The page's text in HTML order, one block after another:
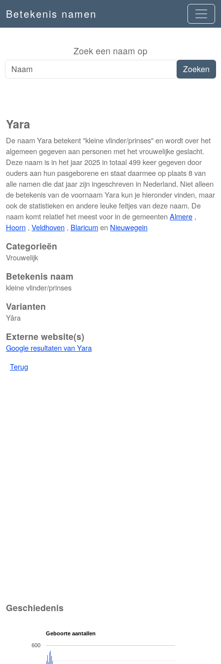
Betekenis namen
Zoek een naam op
Yara
De naam Yara betekent "kleine vlinder/prinses" en wordt over het
algemeen gegeven aan personen met het vrouwelijke geslacht.
Deze naam is in het jaar 2025 in totaal 499 keer gegeven door
ouders aan hun pasgeborene en staat daarmee op plaats 8 van
alle namen die dat jaar zijn ingeschreven in Nederland. Niet alleen
de betekenis van de voornaam Yara kun je hieronder vinden, maar
ook de statistieken en andere leuke feitjes van deze naam. De
naam komt relatief het meest voor in de gemeenten Almere ,
Hoorn , Veldhoven , Blaricumen Nieuwegein
Categorieën
Vrouwelijk
Betekenis naam
kleine vlinder/prinses
Varianten
Yâra
Externe website(s)
Google resultaten van Yara
Terug
Geschiedenis
Geboorte aantallen
600